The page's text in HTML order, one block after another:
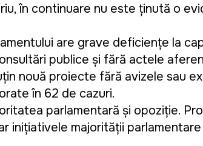
în continuare nu este ținută o
are grave deficiențe la
publice și fără actele
nouă proiecte fără avizele sau
în 62 de cazuri.
parlamentară și opoziție.
inițiativele majorității